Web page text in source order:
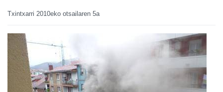
Txintxarri 2010eko otsailaren 5a